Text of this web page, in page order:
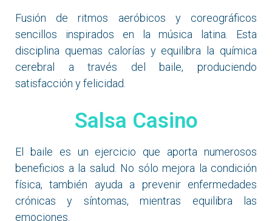
Fusión de ritmos aeróbicos y coreográficos
sencillos inspirados en la música latina. Esta
disciplina quemas calorías y equilibra la química
cerebral a través del baile, produciendo
satisfacción y felicidad.
Salsa Casino
El baile es un ejercicio que aporta numerosos
beneficios a la salud. No sólo mejora la condición
física, también ayuda a prevenir enfermedades
crónicas y síntomas, mientras equilibra las
emociones.